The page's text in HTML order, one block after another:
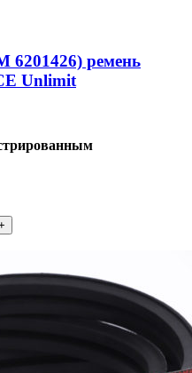
6201426) ремень
Unlimit